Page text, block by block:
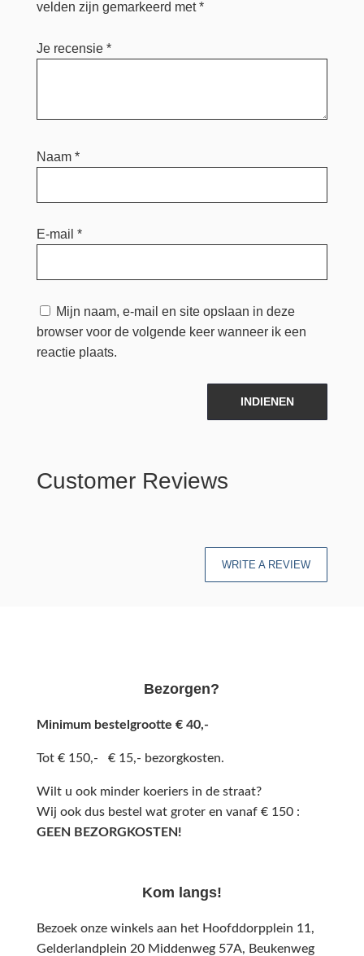
velden zijn gemarkeerd met*
Je recensie *
Naam *
E-mail *
Mijn naam, e-mail en site opslaan in deze
browser voor de volgende keer wanneer ik een
reactie plaats.
INDIENEN
Customer Reviews
WRITE A REVIEW
Bezorgen?
Minimum bestelgrootte € 40,-
Tot € 150,- € 15,- bezorgkosten.
Wilt u ook minder koeriers in de straat?
Wij ook dus bestel wat groter en vanaf € 150 :
GEEN BEZORGKOSTEN!
Kom langs!
Bezoek onze winkels aan het Hoofddorpplein 11,
Gelderlandplein 20 Middenweg 57A, Beukenweg